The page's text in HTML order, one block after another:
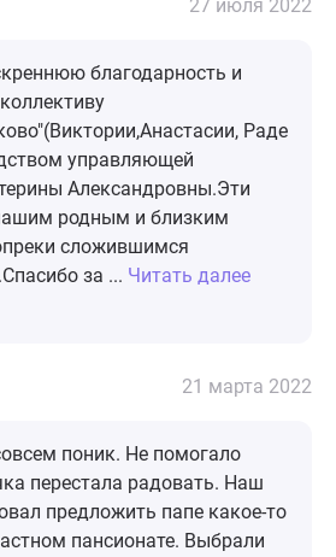
27 июля 2022
благодарность и
Раде
управляющей
Александровны.Эти
родным и близким
сложившимся
за ... Читать далее
21 марта 2022
поник. Не помогало
перестала радовать. Наш
предложить папе какое-то
пансионате. Выбрали